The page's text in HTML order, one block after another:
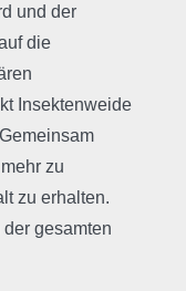
und der
die
Insektenweide
zu
zu erhalten.
gesamten